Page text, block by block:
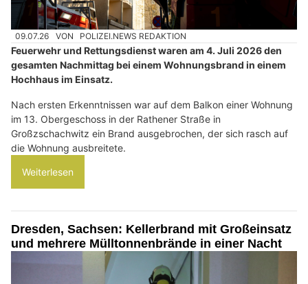
09.07.26 VON POLIZEI.NEWS REDAKTION
Feuerwehr und Rettungsdienst waren am 4. Juli 2026 den
gesamten Nachmittag bei einem Wohnungsbrand in einem
Hochhaus im Einsatz.
Nach ersten Erkenntnissen war auf dem Balkon einer Wohnung
im 13. Obergeschoss in der Rathener Straße in
Großzschachwitz ein Brand ausgebrochen, der sich rasch auf
die Wohnung ausbreitete.
Weiterlesen
Dresden, Sachsen: Kellerbrand mit Großeinsatz
und mehrere Mülltonnenbrände in einer Nacht